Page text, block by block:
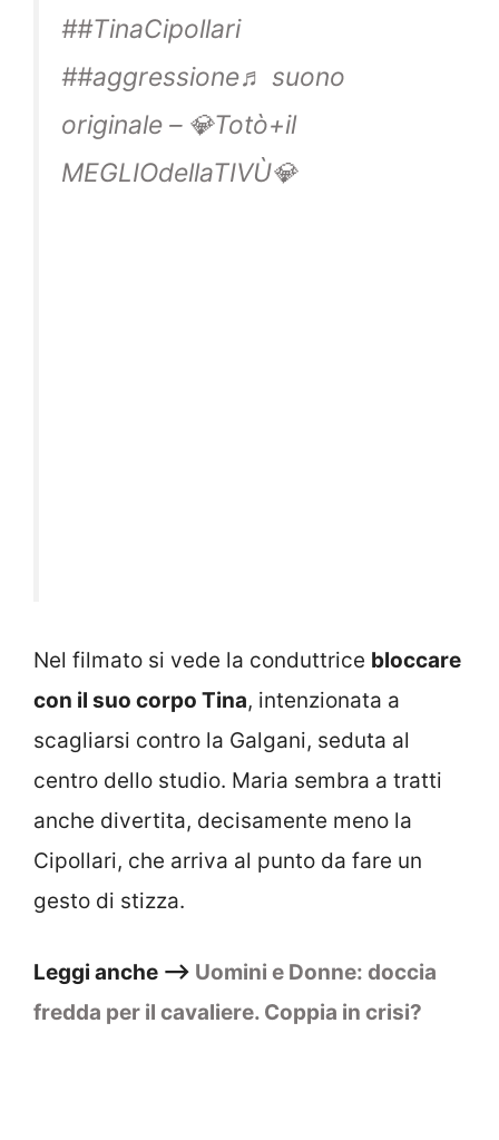
##TinaCipollari
##aggressione♬ suono
originale – 💎Totò+il
MEGLIOdellaTIVÙ💎
Nel filmato si vede la conduttrice bloccare
con il suo corpo Tina, intenzionata a
scagliarsi contro la Galgani, seduta al
centro dello studio. Maria sembra a tratti
anche divertita, decisamente meno la
Cipollari, che arriva al punto da fare un
gesto di stizza.
Leggi anche –> Uomini e Donne: doccia
fredda per il cavaliere. Coppia in crisi?